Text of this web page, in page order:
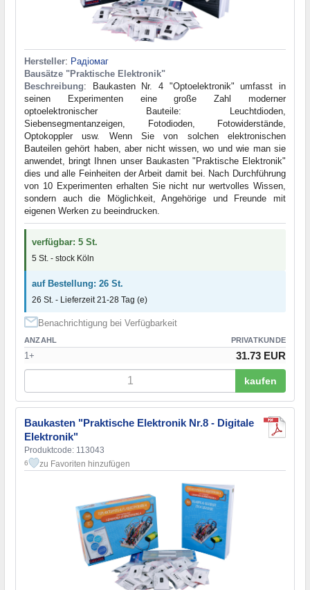
Hersteller: Радіомаг
Bausätze "Praktische Elektronik"
Beschreibung: Baukasten Nr. 4 "Optoelektronik" umfasst in
seinen Experimenten eine große Zahl moderner
optoelektronischer Bauteile: Leuchtdioden,
Siebensegmentanzeigen, Fotodioden, Fotowiderstände,
Optokoppler usw. Wenn Sie von solchen elektronischen
Bauteilen gehört haben, aber nicht wissen, wo und wie man sie
anwendet, bringt Ihnen unser Baukasten "Praktische Elektronik"
dies und alle Feinheiten der Arbeit damit bei. Nach Durchführung
von 10 Experimenten erhalten Sie nicht nur wertvolles Wissen,
sondern auch die Möglichkeit, Angehörige und Freunde mit
eigenen Werken zu beeindrucken.
verfügbar: 5 St.
5 St. - stock Köln
auf Bestellung: 26 St.
26 St. - Lieferzeit 21-28 Tag (e)
Benachrichtigung bei Verfügbarkeit
ANZAHL PRIVATKUNDE
1+ 31.73 EUR
kaufen
Baukasten "Praktische Elektronik Nr.8 - Digitale
Elektronik"
Produktcode: 113043
6 zu Favoriten hinzufügen